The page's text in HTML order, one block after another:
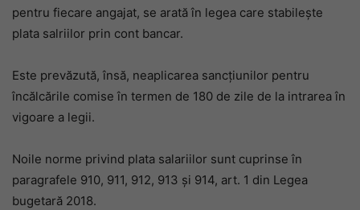
pentru fiecare angajat, se arată în legea care stabilește
plata salriilor prin cont bancar.
Este prevăzută, însă, neaplicarea sancțiunilor pentru
încălcările comise în termen de 180 de zile de la intrarea în
vigoare a legii.
Noile norme privind plata salariilor sunt cuprinse în
paragrafele 910, 911, 912, 913 și 914, art. 1 din Legea
bugetară 2018.